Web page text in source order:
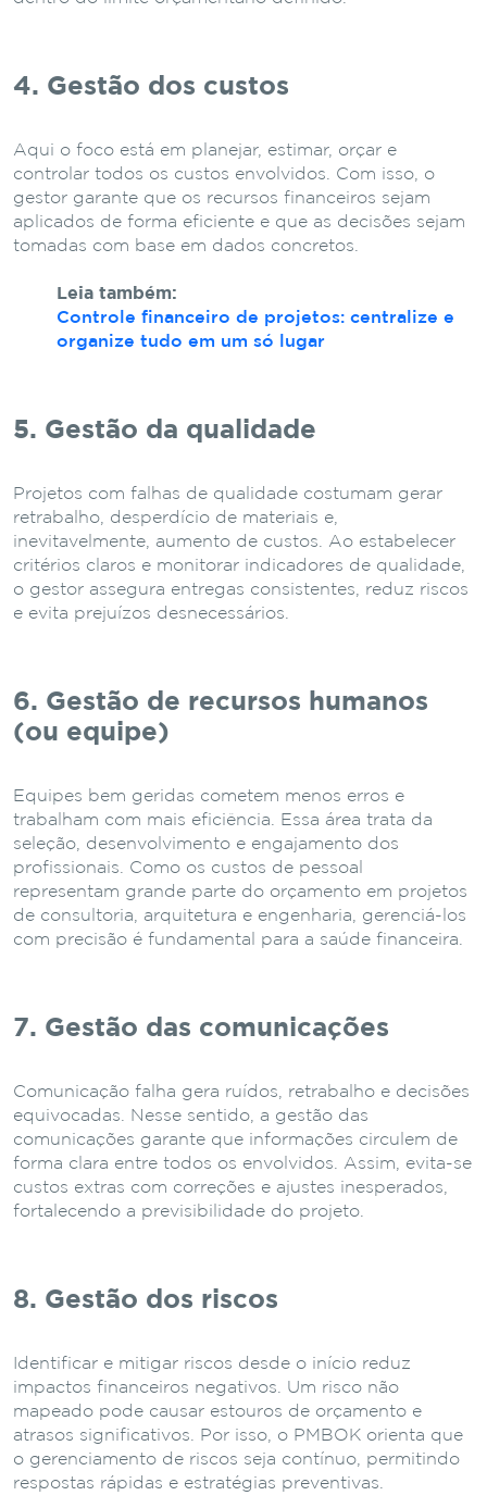
4. Gestão dos custos
Aqui o foco está em planejar, estimar, orçar e
controlar todos os custos envolvidos. Com isso, o
gestor garante que os recursos financeiros sejam
aplicados de forma eficiente e que as decisões sejam
tomadas com base em dados concretos.
Leia também:
Controle financeiro de projetos: centralize e
organize tudo em um só lugar
5. Gestão da qualidade
Projetos com falhas de qualidade costumam gerar
retrabalho, desperdício de materiais e,
inevitavelmente, aumento de custos. Ao estabelecer
critérios claros e monitorar indicadores de qualidade,
o gestor assegura entregas consistentes, reduz riscos
e evita prejuízos desnecessários.
6. Gestão de recursos humanos
(ou equipe)
Equipes bem geridas cometem menos erros e
trabalham com mais eficiência. Essa área trata da
seleção, desenvolvimento e engajamento dos
profissionais. Como os custos de pessoal
representam grande parte do orçamento em projetos
de consultoria, arquitetura e engenharia, gerenciá-los
com precisão é fundamental para a saúde financeira.
7. Gestão das comunicações
Comunicação falha gera ruídos, retrabalho e decisões
equivocadas. Nesse sentido, a gestão das
comunicações garante que informações circulem de
forma clara entre todos os envolvidos. Assim, evita-se
custos extras com correções e ajustes inesperados,
fortalecendo a previsibilidade do projeto.
8. Gestão dos riscos
Identificar e mitigar riscos desde o início reduz
impactos financeiros negativos. Um risco não
mapeado pode causar estouros de orçamento e
atrasos significativos. Por isso, o PMBOK orienta que
o gerenciamento de riscos seja contínuo, permitindo
respostas rápidas e estratégias preventivas.